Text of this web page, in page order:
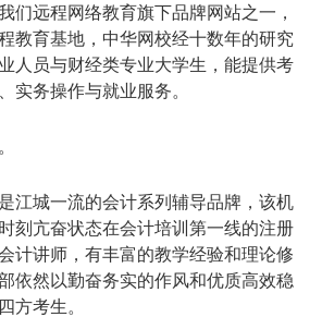
们远程网络教育旗下品牌网站之一，
教育基地，中华网校经十数年的研究
人员与财经类专业大学生，能提供考
实务操作与就业服务。
江城一流的会计系列辅导品牌，该机
刻亢奋状态在会计培训第一线的注册
计讲师，有丰富的教学经验和理论修
依然以勤奋务实的作风和优质高效稳
方考生。